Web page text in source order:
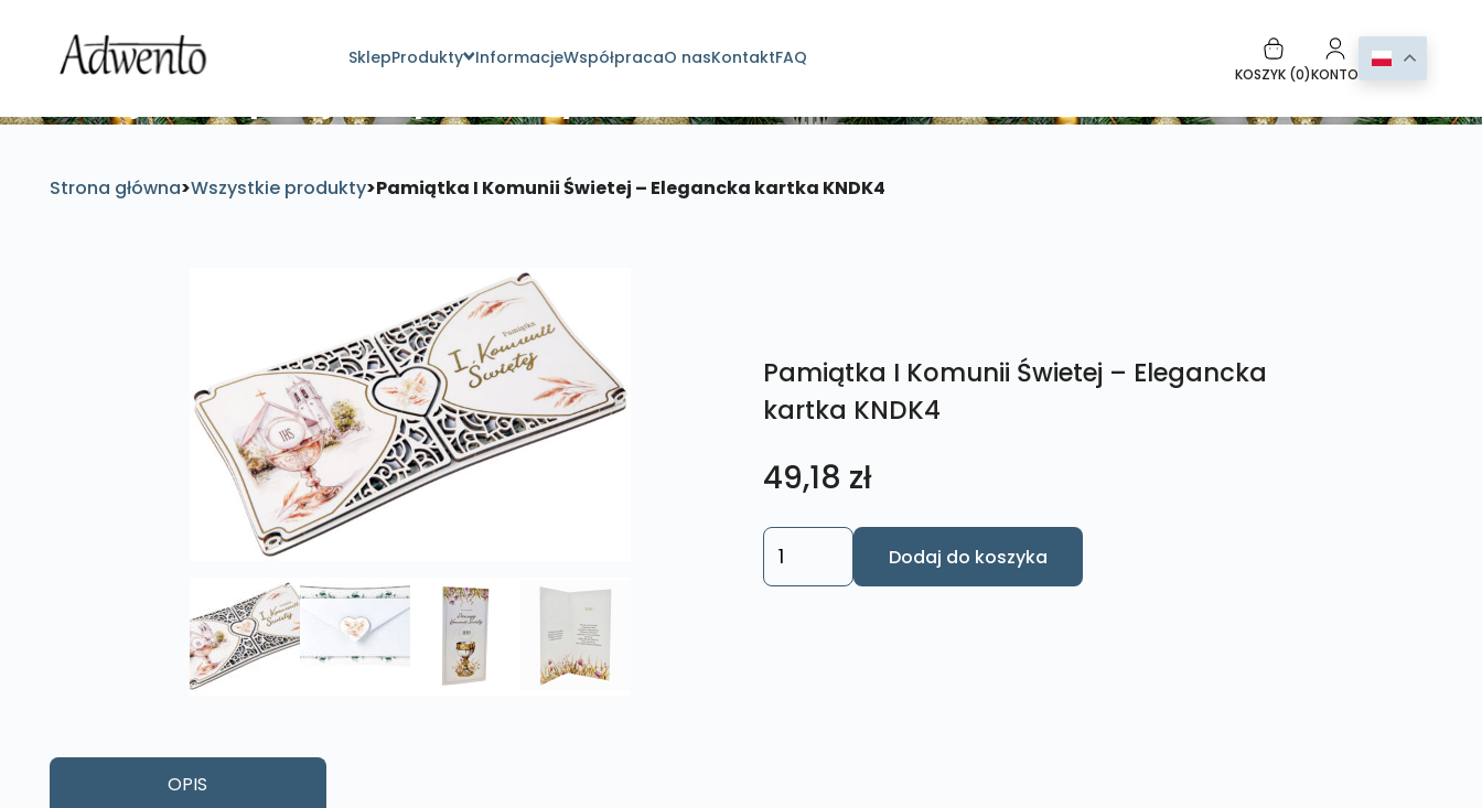
SklepProdukty InformacjeWspółpracaO nasKontaktFAQ
KOSZYK (0)KONTO
Strona główna>Wszystkie produkty>Pamiątka I Komunii Świetej – Elegancka kartka KNDK4
Pamiątka I Komunii Świetej – Elegancka
kartka KNDK4
49,18 zł
ilość
Pamiątka
Dodaj do koszyka
OPIS